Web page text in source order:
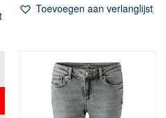
Toevoegen aan verlanglijst